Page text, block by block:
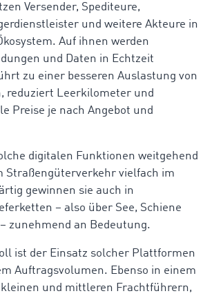
Versender, Spediteure,
und weitere Akteure in
Auf ihnen werden
und Daten in Echtzeit
zu einer besseren Auslastung von
reduziert Leerkilometer und
Preise je nach Angebot und
digitalen Funktionen weitgehend
Straßengüterverkehr vielfach im
gewinnen sie auch in
– also über See, Schiene
zunehmend an Bedeutung.
ist der Einsatz solcher Plattformen
Auftragsvolumen. Ebenso in einem
und mittleren Frachtführern,